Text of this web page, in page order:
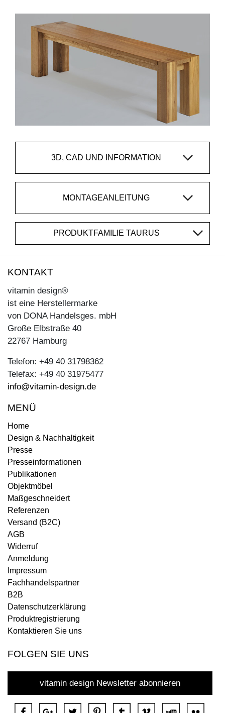
3D, CAD UND INFORMATION
MONTAGEANLEITUNG
PRODUKTFAMILIE TAURUS
KONTAKT
vitamin design®
ist eine Herstellermarke
von DONA Handelsges. mbH
Große Elbstraße 40
22767 Hamburg
Telefon: +49 40 31798362
Telefax: +49 40 31975477
info@vitamin-design.de
MENÜ
Home
Design & Nachhaltigkeit
Presse
Presseinformationen
Publikationen
Objektmöbel
Maßgeschneidert
Referenzen
Versand (B2C)
AGB
Widerruf
Anmeldung
Impressum
Fachhandelspartner
B2B
Datenschutzerklärung
Produktregistrierung
Kontaktieren Sie uns
FOLGEN SIE UNS
vitamin design Newsletter abonnieren